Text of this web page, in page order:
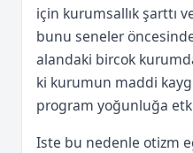
için kurumsallık şarttı
bunu seneler
alandaki bircok
ki kurumun maddi
program yoğunluğa
Iste bu nedenle otizm